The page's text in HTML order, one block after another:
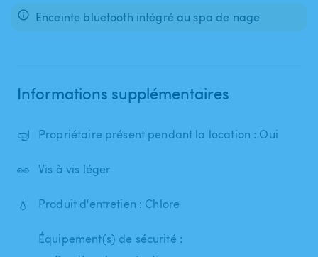
Enceinte bluetooth intégré au spa de nage
Informations supplémentaires
🤿 Propriétaire présent pendant la location : Oui
👀 Vis à vis léger
💧 Produit d'entretien : Chlore
Équipement(s) de sécurité :